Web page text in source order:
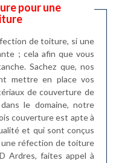
pour une
de toiture, si une
; cela afin que vous
Sachez que, nos
mettre en place vos
de couverture de
le domaine, notre
couverture est apte à
et qui sont conçus
une réfection de toiture
Ardres, faites appel à